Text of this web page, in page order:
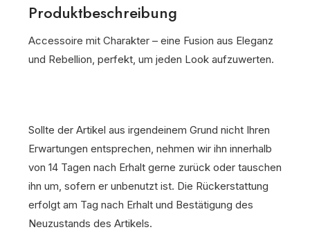
Produktbeschreibung
Accessoire mit Charakter – eine Fusion aus Eleganz
und Rebellion, perfekt, um jeden Look aufzuwerten.
Sollte der Artikel aus irgendeinem Grund nicht Ihren
Erwartungen entsprechen, nehmen wir ihn innerhalb
von 14 Tagen nach Erhalt gerne zurück oder tauschen
ihn um, sofern er unbenutzt ist. Die Rückerstattung
erfolgt am Tag nach Erhalt und Bestätigung des
Neuzustands des Artikels.